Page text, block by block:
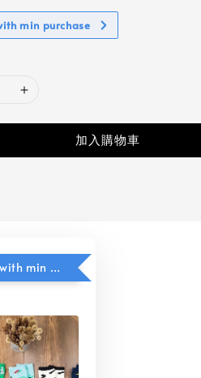
min purchase
加入購物車
$5 add on with min purchase